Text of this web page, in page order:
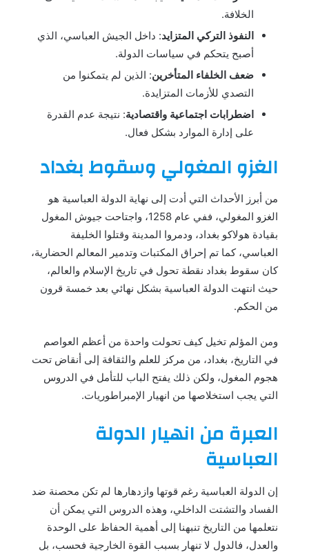
الخلافة.
النفوذ التركي المتزايد: داخل الجيش العباسي، الذي
أصبح يتحكم في سياسات الدولة.
ضعف الخلفاء المتأخرين: الذين لم يتمكنوا من
التصدي للأزمات المتزايدة.
اضطرابات اجتماعية واقتصادية: نتيجة عدم القدرة
على إدارة الموارد بشكل فعال.
الغزو المغولي وسقوط بغداد
من أبرز الأحداث التي أدت إلى نهاية الدولة العباسية هو
الغزو المغولي، ففي عام 1258، واجتاحت جيوش المغول
بقيادة هولاكو بغداد، ودمروا المدينة وقتلوا الخليفة
العباسي، كما تم إحراق المكتبات وتدمير المعالم الحضارية،
كان سقوط بغداد نقطة تحول في تاريخ الإسلام والعالم،
حيث انتهت الدولة العباسية بشكل نهائي بعد خمسة قرون
من الحكم.
ومن المؤلم تخيل كيف تحولت واحدة من أعظم العواصم
في التاريخ، بغداد، من مركز للعلم والثقافة إلى أنقاض تحت
هجوم المغول، ولكن ذلك يفتح الباب للتأمل في الدروس
التي يجب استخلاصها من انهيار الإمبراطوريات.
العبرة من انهيار الدولة
العباسية
إن الدولة العباسية رغم قوتها وازدهارها لم تكن محصنة ضد
الفساد والتشتت الداخلي، وهذه الدروس التي يمكن أن
نتعلمها من التاريخ تنبهنا إلى أهمية الحفاظ على الوحدة
والعدل، فالدول لا تنهار بسبب القوة الخارجية فحسب، بل